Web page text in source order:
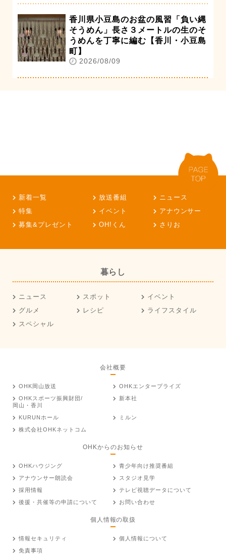
香川県小豆島のお盆の風習「負い縄
そうめん」長さ３メートルの生のそ
うめんを丁寧に編む【香川・小豆島
町】
2026/08/09
新着一覧 放送番組
ニュース
特集
イベント
アナウンサー
募集&プレゼント
OH!くん さりお
暮らし
ニュース スポット
イベント
グルメ
レシピ
ライフスタイル
スペシャル
会社概要
OHK岡山放送
OHKエンタープライズ
OHKスポーツ振興財団/
岡山・香川
新本社
KURUNホール
ミルン
株式会社OHKネットコム
OHKからのお知らせ
OHKハウジング
青少年向け推奨番組
アナウンサー朗読会
スタジオ見学
採用情報
テレビ視聴データについて
後援・共催等の申請について
お問い合わせ
個人情報の取扱
情報セキュリティ
個人情報について
免責事項